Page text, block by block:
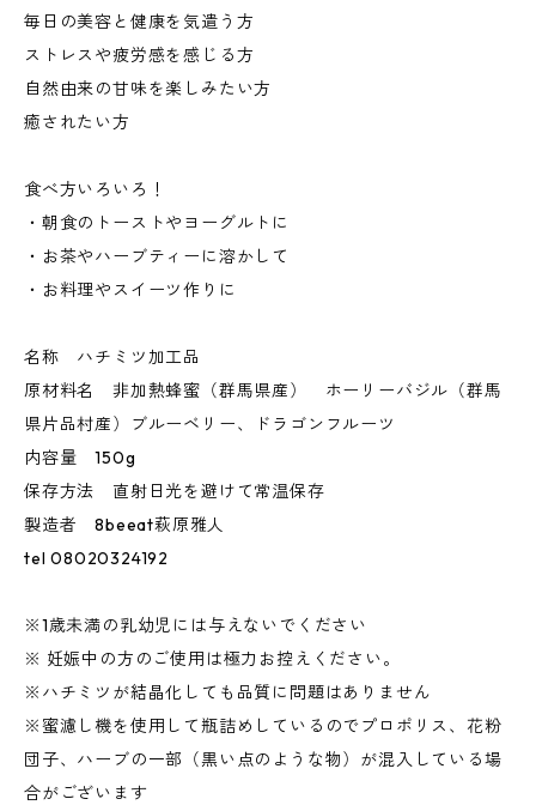
毎日の美容と健康を気遣う方
ストレスや疲労感を感じる方
自然由来の甘味を楽しみたい方
癒されたい方
食べ方いろいろ！
・朝食のトーストやヨーグルトに
・お茶やハーブティーに溶かして
・お料理やスイーツ作りに
名称 ハチミツ加工品
原材料名 非加熱蜂蜜（群馬県産） ホーリーバジル（群馬
県片品村産）ブルーベリー、ドラゴンフルーツ
内容量 150g
保存方法 直射日光を避けて常温保存
製造者 8beeat萩原雅人
tel 08020324192
※1歳未満の乳幼児には与えないでください
※ 妊娠中の方のご使用は極力お控えください。
※ハチミツが結晶化しても品質に問題はありません
※蜜濾し機を使用して瓶詰めしているのでプロポリス、花粉
団子、ハーブの一部（黒い点のような物）が混入している場
合がございます